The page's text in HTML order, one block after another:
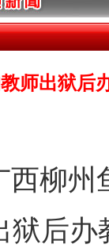
师出狱后
州鱼
后办